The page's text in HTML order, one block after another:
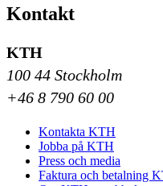
Kontakt
KTH
100 44 Stockholm
+46 8 790 60 00
Kontakta KTH
Jobba på KTH
Press och media
Faktura och betalning